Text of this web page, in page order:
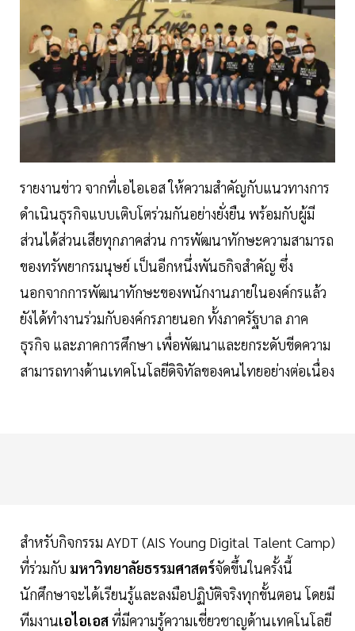
รายงานข่าว จากที่เอไอเอส ให้ความสำคัญกับแนวทางการ
ดำเนินธุรกิจแบบเติบโตร่วมกันอย่างยั่งยืน พร้อมกับผู้มี
ส่วนได้ส่วนเสียทุกภาคส่วน การพัฒนาทักษะความสามารถ
ของทรัพยากรมนุษย์ เป็นอีกหนึ่งพันธกิจสำคัญ ซึ่ง
นอกจากการพัฒนาทักษะของพนักงานภายในองค์กรแล้ว
ยังได้ทำงานร่วมกับองค์กรภายนอก ทั้งภาครัฐบาล ภาค
ธุรกิจ และภาคการศึกษา เพื่อพัฒนาและยกระดับขีดความ
สามารถทางด้านเทคโนโลยีดิจิทัลของคนไทยอย่างต่อเนื่อง
สำหรับกิจกรรม AYDT (AIS Young Digital Talent Camp)
ที่ร่วมกับ มหาวิทยาลัยธรรมศาสตร์จัดขึ้นในครั้งนี้
นักศึกษาจะได้เรียนรู้และลงมือปฏิบัติจริงทุกขั้นตอน โดยมี
ทีมงานเอไอเอสที่มีความรู้ความเชี่ยวชาญด้านเทคโนโลยี